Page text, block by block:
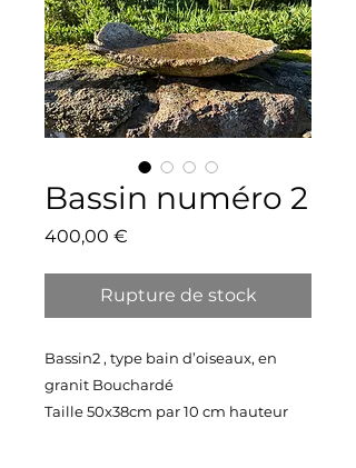
Bassin numéro 2
400,00 €
Rupture de stock
Bassin2 , type bain d’oiseaux, en
granit Bouchardé
Taille 50x38cm par 10 cm hauteur